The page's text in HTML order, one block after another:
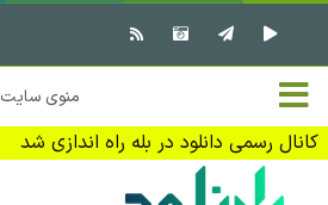
خانه
تماس با ما
تبلیغات
منوی سایت
کانال رسمی دانلود در بله راه اندازی شد
✖ بستن منو
نرم افزار کامپیوتر
بازی کامپیوتر